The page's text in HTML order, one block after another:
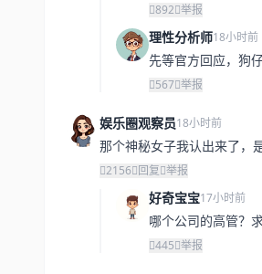
892 举报
理性分析师18小时前
先等官方回应，狗
567 举报
娱乐圈观察员18小时前
那个神秘女子我认出来了，
2156 回复 举报
好奇宝宝17小时前
哪个公司的高管？求
445 举报